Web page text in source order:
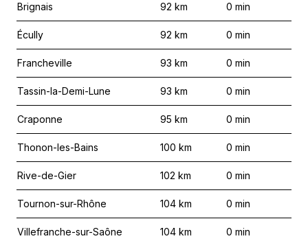
Brignais 92 km 0 min
Écully 92 km 0 min
Francheville 93 km 0 min
Tassin-la-Demi-Lune 93 km 0 min
Craponne 95 km 0 min
Thonon-les-Bains 100 km 0 min
Rive-de-Gier 102 km 0 min
Tournon-sur-Rhône 104 km 0 min
Villefranche-sur-Saône 104 km 0 min